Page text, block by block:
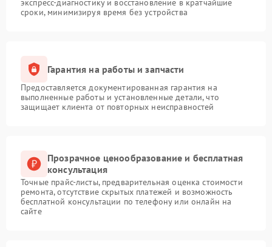
экспресс-диагностику и восстановление в кратчайшие
сроки, минимизируя время без устройства
Гарантия на работы и запчасти
Предоставляется документированная гарантия на
выполненные работы и установленные детали, что
защищает клиента от повторных неисправностей
Прозрачное ценообразование и бесплатная
консультация
Точные прайс-листы, предварительная оценка стоимости
ремонта, отсутствие скрытых платежей и возможность
бесплатной консультации по телефону или онлайн на
сайте